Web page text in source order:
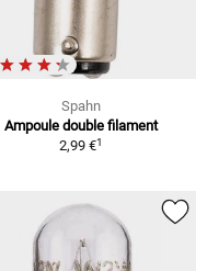
Spahn
Ampoule double filament
2,99 €1